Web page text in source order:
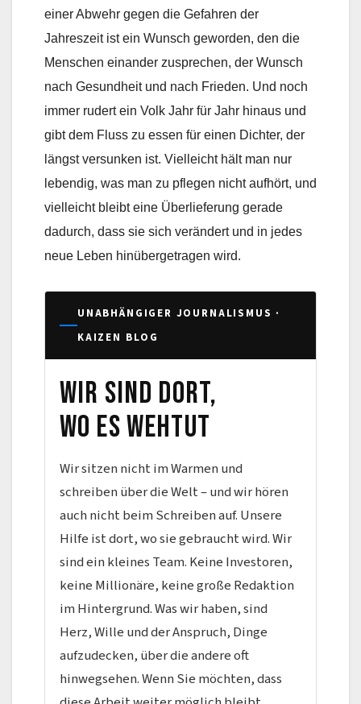
einer Abwehr gegen die Gefahren der
Jahreszeit ist ein Wunsch geworden, den die
Menschen einander zusprechen, der Wunsch
nach Gesundheit und nach Frieden. Und noch
immer rudert ein Volk Jahr für Jahr hinaus und
gibt dem Fluss zu essen für einen Dichter, der
längst versunken ist. Vielleicht hält man nur
lebendig, was man zu pflegen nicht aufhört, und
vielleicht bleibt eine Überlieferung gerade
dadurch, dass sie sich verändert und in jedes
neue Leben hinübergetragen wird.
UNABHÄNGIGER JOURNALISMUS ·
KAIZEN BLOG
Wir sind dort,
wo es wehtut
Wir sitzen nicht im Warmen und
schreiben über die Welt – und wir hören
auch nicht beim Schreiben auf. Unsere
Hilfe ist dort, wo sie gebraucht wird. Wir
sind ein kleines Team. Keine Investoren,
keine Millionäre, keine große Redaktion
im Hintergrund. Was wir haben, sind
Herz, Wille und der Anspruch, Dinge
aufzudecken, über die andere oft
hinwegsehen. Wenn Sie möchten, dass